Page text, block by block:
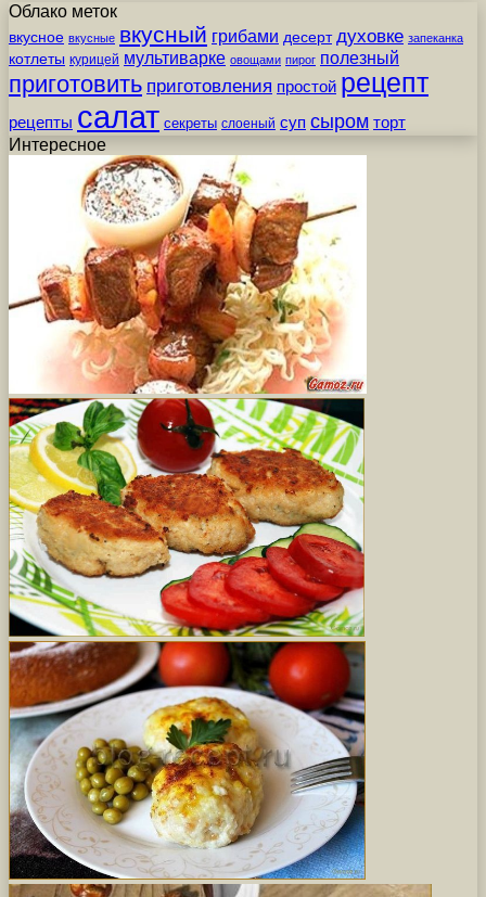
Облако меток
вкусное вкусные вкусный грибами десерт духовке запеканка
котлеты курицей мультиварке овощами пирог полезный
приготовить приготовления простой рецепт
рецепты салат секреты слоеный суп сыром торт
Интересное